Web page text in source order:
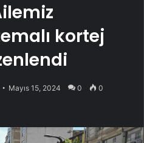
kortej
Mayıs 15, 2024 0 0